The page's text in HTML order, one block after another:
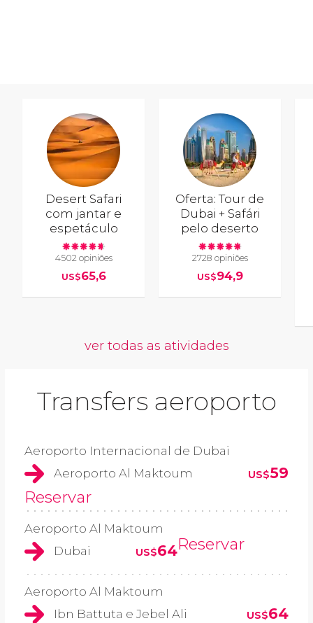
Desert Safari
com jantar e
espetáculo
4502 opiniões
US$65,6
Oferta: Tour de
Dubai + Safári
pelo deserto
2728 opiniões
US$94,9
ver todas as atividades
Transfers aeroporto
Aeroporto Internacional de Dubai
Aeroporto Al Maktoum
US$59
Reservar
Aeroporto Al Maktoum
Dubai
US$64Reservar
Aeroporto Al Maktoum
Ibn Battuta e Jebel Ali
US$64